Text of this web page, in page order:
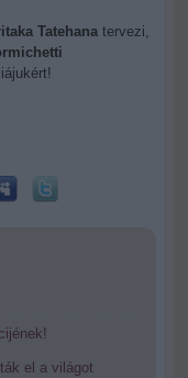
Tatehanatervezi,
el a világot